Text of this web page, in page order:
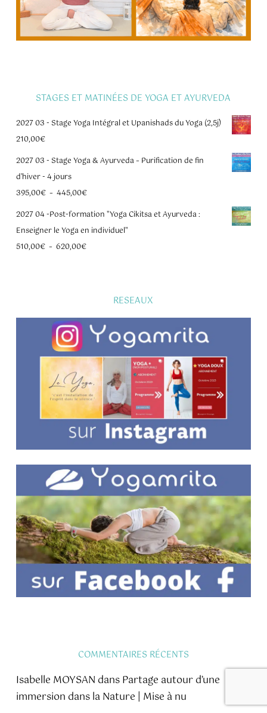
STAGES ET MATINÉES DE YOGA ET AYURVEDA
2027 03 - Stage Yoga Intégral et Upanishads du Yoga (2,5j)
210,00€
2027 03 - Stage Yoga & Ayurveda – Purification de fin
d'hiver - 4 jours
395,00€ – 445,00€Plage
de
prix :
395,00€
2027 04 -Post-formation "Yoga Cikitsa et Ayurveda :
Enseigner le Yoga en individuel"
510,00€ – 620,00€Plage
510,00€
620,00€
RESEAUX
COMMENTAIRES RÉCENTS
Isabelle MOYSAN dansPartage autour d’une
immersion dans la Nature | Mise à nu